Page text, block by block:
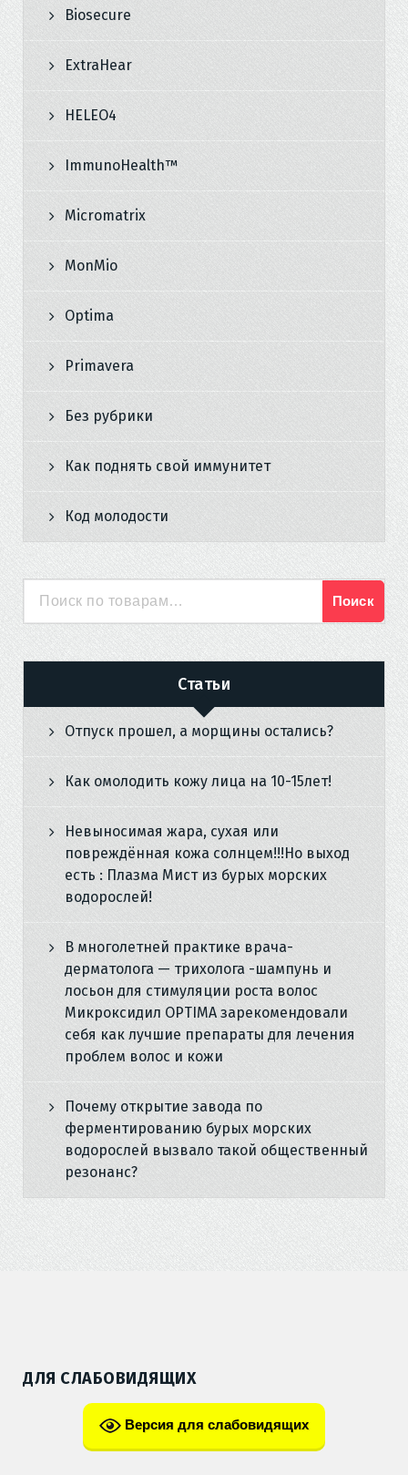
Biosecure
ExtraHear
HELEO4
ImmunoHealth™
Micromatrix
MonMio
Optima
Primavera
Без рубрики
Как поднять свой иммунитет
Код молодости
Поиск
Статьи
Отпуск прошел, а морщины остались?
Как омолодить кожу лица на 10-15лет!
Невыносимая жара, сухая или
повреждённая кожа солнцем!!!Но выход
есть : Плазма Мист из бурых морских
водорослей!
В многолетней практике врача-
дерматолога — трихолога -шампунь и
лосьон для стимуляции роста волос
Микроксидил OPTIMA зарекомендовали
себя как лучшие препараты для лечения
проблем волос и кожи
Почему открытие завода по
ферментированию бурых морских
водорослей вызвало такой общественный
резонанс?
ДЛЯ СЛАБОВИДЯЩИХ
Версия для слабовидящих